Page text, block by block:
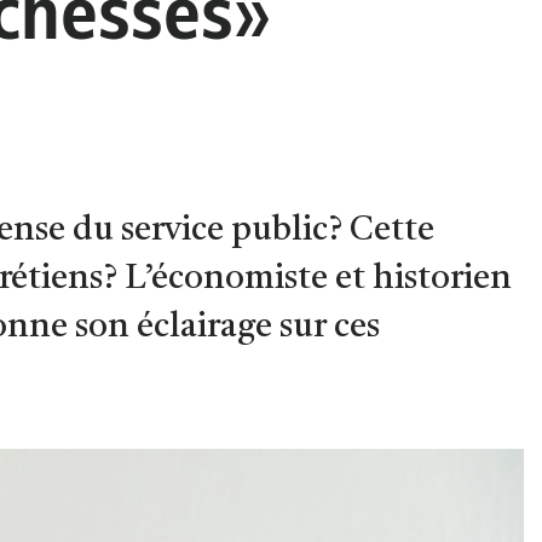
du service public? Cette
L’économiste et historien
son éclairage sur ces